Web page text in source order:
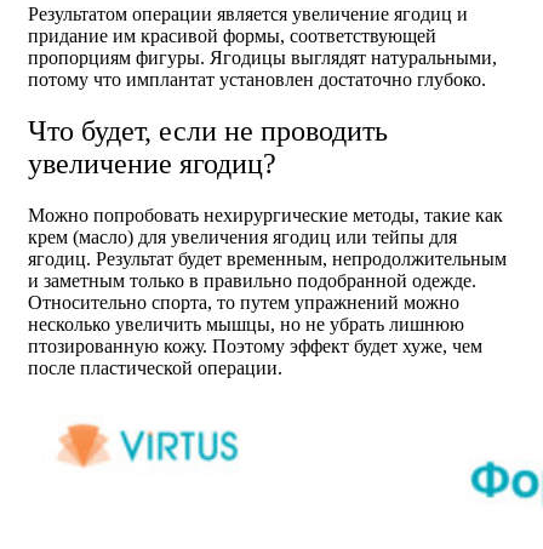
Результатом операции является увеличение ягодиц и
придание им красивой формы, соответствующей
пропорциям фигуры. Ягодицы выглядят натуральными,
потому что имплантат установлен достаточно глубоко.
Что будет, если не проводить
увеличение ягодиц?
Можно попробовать нехирургические методы, такие как
крем (масло) для увеличения ягодиц или тейпы для
ягодиц. Результат будет временным, непродолжительным
и заметным только в правильно подобранной одежде.
Относительно спорта, то путем упражнений можно
несколько увеличить мышцы, но не убрать лишнюю
птозированную кожу. Поэтому эффект будет хуже, чем
после пластической операции.